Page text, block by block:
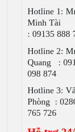
Hotline 1:
Minh Tài
: 09135 888
Hotline 2:
Quang :
098 874
Hotline 3:
Phòng :
765 726